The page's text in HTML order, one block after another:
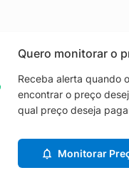
Quero monitorar o
Receba alerta quando
encontrar o preço
qual preço deseja
Monitorar